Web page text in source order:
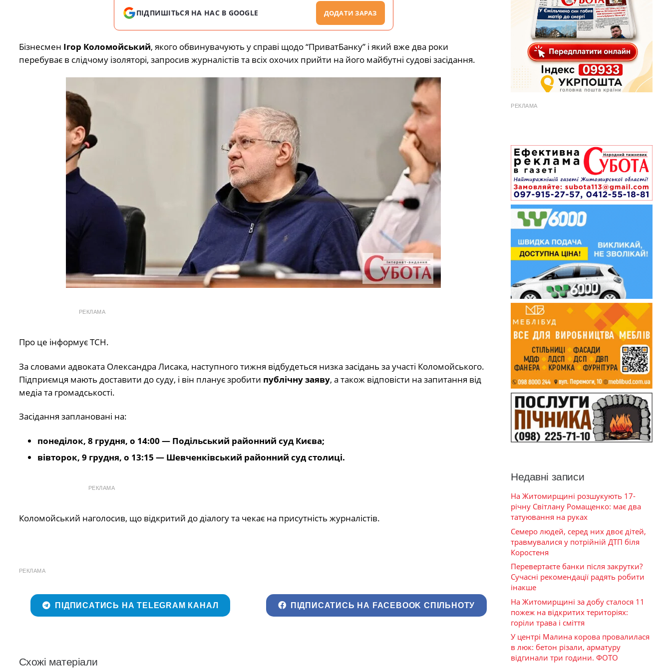
ПІДПИШІТЬСЯ НА НАС В GOOGLE ДОДАТИ ЗАРАЗ
Бізнесмен Ігор Коломойський, якого обвинувачують у справі щодо “ПриватБанку” і який вже два роки
перебуває в слідчому ізоляторі, запросив журналістів та всіх охочих прийти на його майбутні судові засідання.
РЕКЛАМА
Про це інформує ТСН.
За словами адвоката Олександра Лисака, наступного тижня відбудеться низка засідань за участі Коломойського.
Підприємця мають доставити до суду, і він планує зробити публічну заяву, а також відповісти на запитання від
медіа та громадськості.
Засідання заплановані на:
понеділок, 8 грудня, о 14:00 — Подільський районний суд Києва;
вівторок, 9 грудня, о 13:15 — Шевченківський районний суд столиці.
РЕКЛАМА
Коломойський наголосив, що відкритий до діалогу та чекає на присутність журналістів.
РЕКЛАМА
ПІДПИСАТИСЬ НА TELEGRAM КАНАЛ ПІДПИСАТИСЬ НА FACEBOOK СПІЛЬНОТУ
Схожі матеріали
РЕКЛАМА
Недавні записи
На Житомирщині розшукують 17-
річну Світлану Ромащенко: має два
татуювання на руках
Семеро людей, серед них двоє дітей,
травмувалися у потрійній ДТП біля
Коростеня
Перевертаєте банки після закрутки?
Сучасні рекомендації радять робити
інакше
На Житомирщині за добу сталося 11
пожеж на відкритих територіях:
горіли трава і сміття
У центрі Малина корова провалилася
в люк: бетон різали, арматуру
відгинали три години. ФОТО